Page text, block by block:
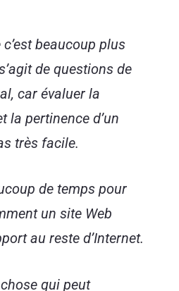
beaucoup plus
de questions de
car évaluer la
la pertinence d’un
très facile.
de temps pour
un site Web
au reste d’Internet.
qui peut